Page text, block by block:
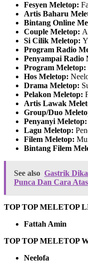
Fesyen Meletop:
Artis Baharu
Bintang Online
Couple Meletop:
Si Cilik Meletop:
Program Radio
Penyampai Radio
Program Meletop:
Hos Meletop:
Drama Meletop:
Pelakon Meletop:
Artis Lawak
Group/Duo
Penyanyi Meletop:
Lagu Meletop:
Filem Meletop:
Bintang Filem
See also Gastrik
Punca Dan Cara
TOP TOP MELETOP
Fattah Amin
TOP TOP MELETOP
Neelofa